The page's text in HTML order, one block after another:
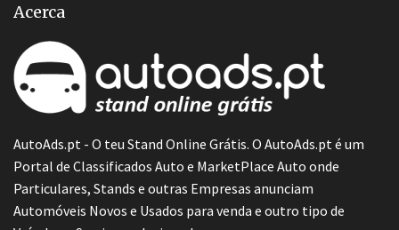
Acerca
AutoAds.pt - O teu Stand Online Grátis. O AutoAds.pt é um
Portal de Classificados Auto e MarketPlace Auto onde
Particulares, Stands e outras Empresas anunciam
Automóveis Novos e Usados para venda e outro tipo de